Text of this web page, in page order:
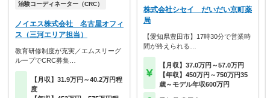
治験コーディネーター（CRC）
ノイエス株式会社 名古屋オフィ
ス（三河エリア担当）
教育研修制度が充実／エムスリーグ
ループでCRC募集…
【月収】31.9万円～40.2万円程
度
株式会社シセイ だいだい京町薬
局
【愛知県豊田市】17時30分で営業時
間が終えられる…
【月収】37.0万円～57.0万円
【年収】450万円～750万円35
歳～モデル年収600万円